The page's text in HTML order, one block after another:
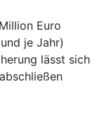
Euro
je Jahr)
lässt sich